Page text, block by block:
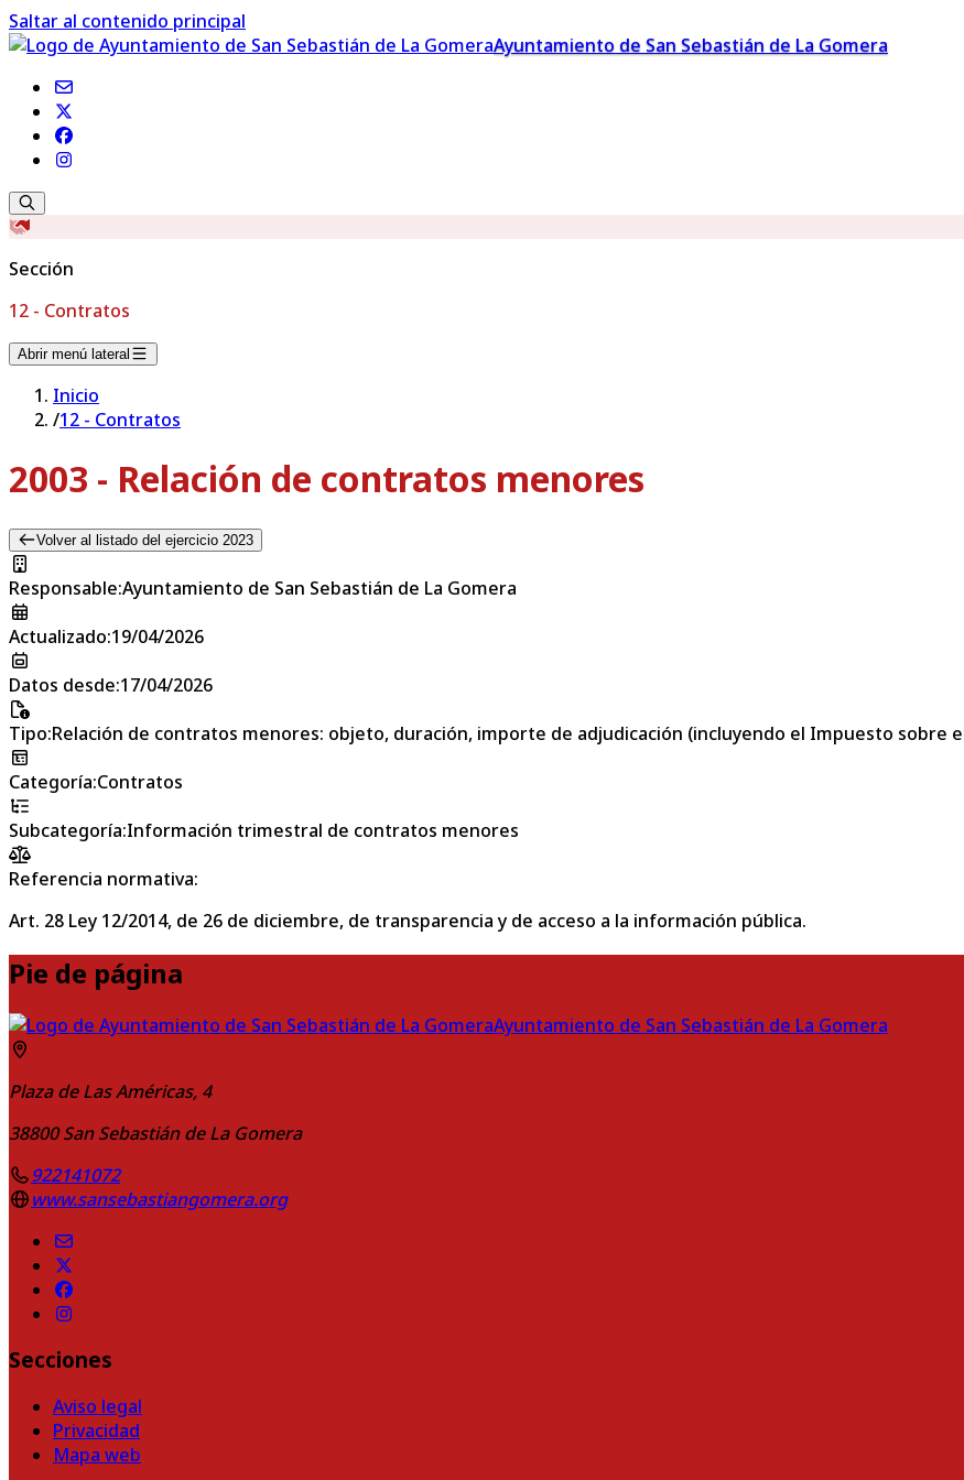
Saltar al contenido principal
Ayuntamiento de San Sebastián de La Gomera
Sección
12 - Contratos
Abrir menú lateral
Inicio
/12 - Contratos
2003 - Relación de contratos menores
Volver al listado del ejercicio 2023
Responsable:Ayuntamiento de San Sebastián de La Gomera
Actualizado:19/04/2026
Datos desde:17/04/2026
Tipo:Relación de contratos menores: objeto, duración, importe de adjudicación (incluyendo el Impuesto sobre
Categoría:Contratos
Subcategoría:Información trimestral de contratos menores
Referencia normativa:
Art. 28 Ley 12/2014, de 26 de diciembre, de transparencia y de acceso a la información pública.
Pie de página
Ayuntamiento de San Sebastián de La Gomera
Plaza de Las Américas, 4
38800 San Sebastián de La Gomera
922141072
www.sansebastiangomera.org
Secciones
Aviso legal
Privacidad
Mapa web